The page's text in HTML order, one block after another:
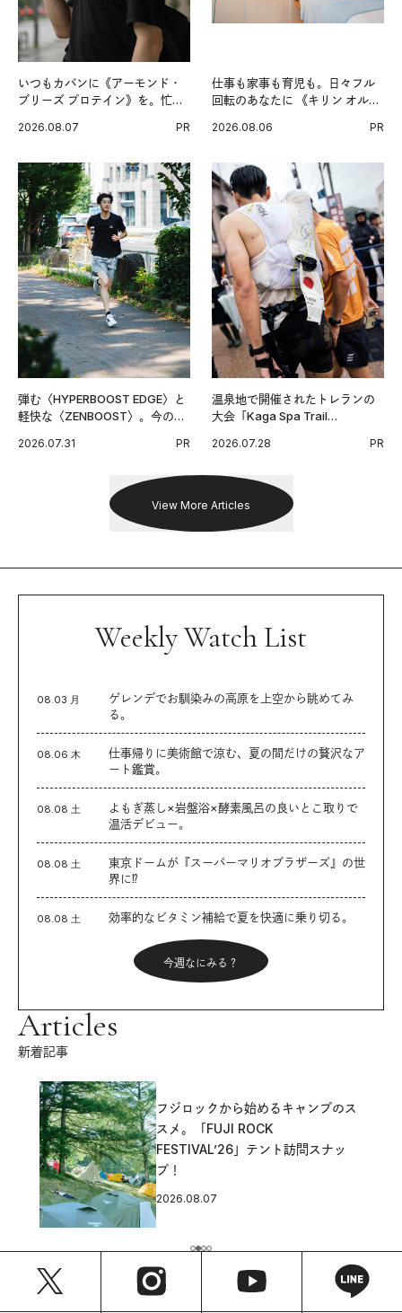
いつもカバンに《アーモンド・
ブリーズ プロテイン》を。忙し
グ習慣。
2026.08.07 PR
仕事も家事も育児も。日々フル
回転のあなたに 《キリン オルニ
2026.08.06 PR
弾む〈HYPERBOOST EDGE〉と
軽快な〈ZENBOOST〉。今の時
出した新機軸。
2026.07.31 PR
温泉地で開催されたトレランの
大会「Kaga Spa Trail
戦を夢見るランナーたちの奮闘
2026.07.28 PR
View More Articles
Weekly Watch List
08.03 月
ゲレンデでお馴染みの高原を上空から眺めてみ
る。
08.06 木
仕事帰りに美術館で涼む、夏の間だけの贅沢なア
ート鑑賞。
08.08 土
よもぎ蒸し×岩盤浴×酵素風呂の良いとこ取りで
温活デビュー。
08.08 土
東京ドームが『スーパーマリオブラザーズ』の世
界に⁉︎
08.08 土 効率的なビタミン補給で夏を快適に乗り切る。
今週なにみる？
Articles
新着記事
フジロックから始めるキャンプのス
スメ。「FUJI ROCK
FESTIVAL’26」テント訪問スナッ
プ！
2026.08.07